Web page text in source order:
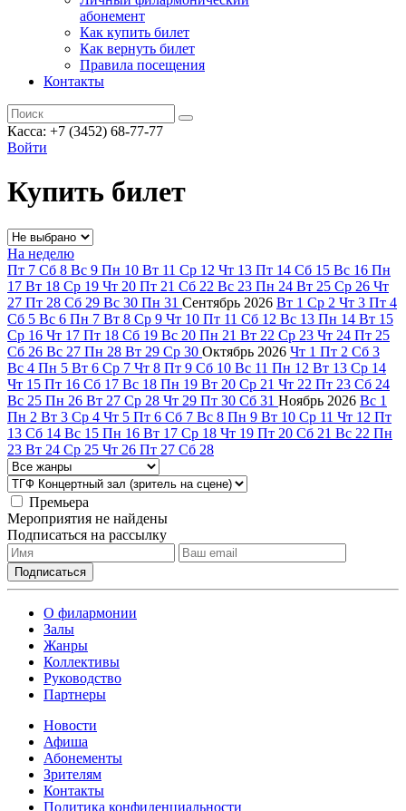
абонемент
Как купить билет
Как вернуть билет
Правила посещения
Контакты
Касса: +7 (3452) 68-77-77
Войти
Купить билет
На неделю
Пт 7 Сб 8 Вс 9 Пн 10 Вт 11 Ср 12 Чт 13 Пт 14 Сб 15 Вс 16 Пн
17 Вт 18 Ср 19 Чт 20 Пт 21 Сб 22 Вс 23 Пн 24 Вт 25 Ср 26 Чт
27 Пт 28 Сб 29 Вс 30 Пн 31 Сентябрь 2026 Вт 1 Ср 2 Чт 3 Пт 4
Сб 5 Вс 6 Пн 7 Вт 8 Ср 9 Чт 10 Пт 11 Сб 12 Вс 13 Пн 14 Вт 15
Ср 16 Чт 17 Пт 18 Сб 19 Вс 20 Пн 21 Вт 22 Ср 23 Чт 24 Пт 25
Сб 26 Вс 27 Пн 28 Вт 29 Ср 30 Октябрь 2026 Чт 1 Пт 2 Сб 3
Вс 4 Пн 5 Вт 6 Ср 7 Чт 8 Пт 9 Сб 10 Вс 11 Пн 12 Вт 13 Ср 14
Чт 15 Пт 16 Сб 17 Вс 18 Пн 19 Вт 20 Ср 21 Чт 22 Пт 23 Сб 24
Вс 25 Пн 26 Вт 27 Ср 28 Чт 29 Пт 30 Сб 31 Ноябрь 2026 Вс 1
Пн 2 Вт 3 Ср 4 Чт 5 Пт 6 Сб 7 Вс 8 Пн 9 Вт 10 Ср 11 Чт 12 Пт
13 Сб 14 Вс 15 Пн 16 Вт 17 Ср 18 Чт 19 Пт 20 Сб 21 Вс 22 Пн
23 Вт 24 Ср 25 Чт 26 Пт 27 Сб 28
Премьера
Мероприятия не найдены
Подписаться на рассылку
О филармонии
Залы
Жанры
Коллективы
Руководство
Партнеры
Новости
Афиша
Абонементы
Зрителям
Контакты
Политика конфиденциальности